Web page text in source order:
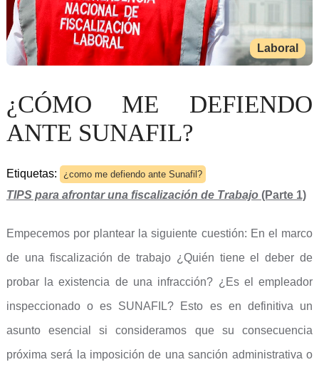
Laboral
¿CÓMO ME DEFIENDO
ANTE SUNAFIL?
Etiquetas: ¿como me defiendo ante Sunafil?
TIPS para afrontar una fiscalización de Trabajo (Parte 1)
Empecemos por plantear la siguiente cuestión: En el marco
de una fiscalización de trabajo ¿Quién tiene el deber de
probar la existencia de una infracción? ¿Es el empleador
inspeccionado o es SUNAFIL? Esto es en definitiva un
asunto esencial si consideramos que su consecuencia
próxima será la imposición de una sanción administrativa o